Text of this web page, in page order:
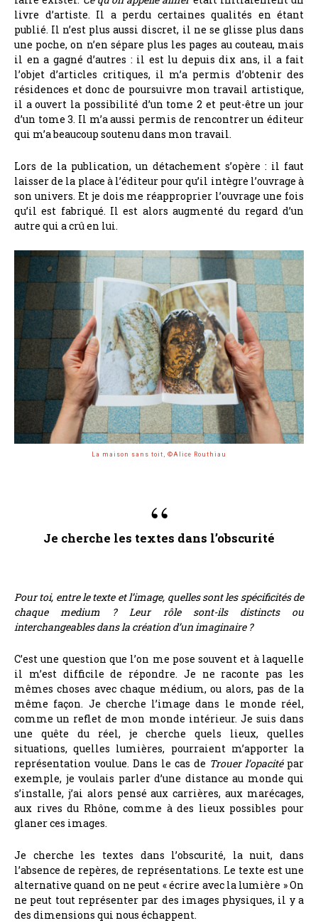
livre d’artiste. Il a perdu certaines qualités en étant
publié. Il n’est plus aussi discret, il ne se glisse plus dans
une poche, on n’en sépare plus les pages au couteau, mais
il en a gagné d’autres : il est lu depuis dix ans, il a fait
l’objet d’articles critiques, il m’a permis d’obtenir des
résidences et donc de poursuivre mon travail artistique,
il a ouvert la possibilité d’un tome 2 et peut-être un jour
d’un tome 3. Il m’a aussi permis de rencontrer un éditeur
qui m’a beaucoup soutenu dans mon travail.
Lors de la publication, un détachement s’opère : il faut
laisser de la place à l’éditeur pour qu’il intègre l’ouvrage à
son univers. Et je dois me réapproprier l’ouvrage une fois
qu’il est fabriqué. Il est alors augmenté du regard d’un
autre qui a crû en lui.
La maison sans toit, ©Alice Routhiau
Je cherche les textes dans l’obscurité
Pour toi, entre le texte et l’image, quelles sont les spécificités de
chaque medium ? Leur rôle sont-ils distincts ou
interchangeables dans la création d’un imaginaire ?
C’est une question que l’on me pose souvent et à laquelle
il m’est difficile de répondre. Je ne raconte pas les
mêmes choses avec chaque médium, ou alors, pas de la
même façon. Je cherche l’image dans le monde réel,
comme un reflet de mon monde intérieur. Je suis dans
une quête du réel, je cherche quels lieux, quelles
situations, quelles lumières, pourraient m’apporter la
représentation voulue. Dans le cas de Trouer l’opacitépar
exemple, je voulais parler d’une distance au monde qui
s’installe, j’ai alors pensé aux carrières, aux marécages,
aux rives du Rhône, comme à des lieux possibles pour
glaner ces images.
Je cherche les textes dans l’obscurité, la nuit, dans
l’absence de repères, de représentations. Le texte est une
alternative quand on ne peut « écrire avec la lumière » On
ne peut tout représenter par des images physiques, il y a
des dimensions qui nous échappent.